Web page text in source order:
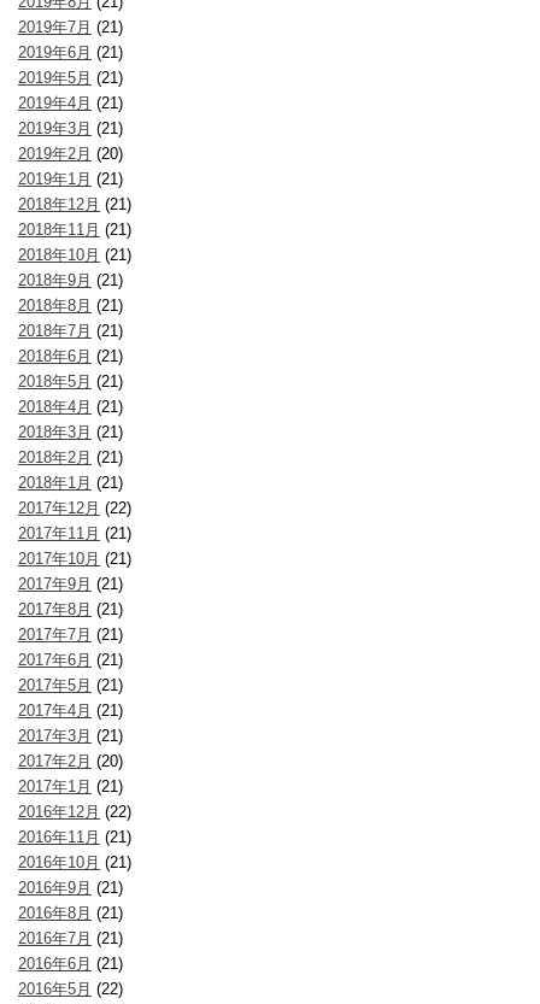
2019年7月 (21)
2019年6月 (21)
2019年5月 (21)
2019年4月 (21)
2019年3月 (21)
2019年2月 (20)
2019年1月 (21)
2018年12月 (21)
2018年11月 (21)
2018年10月 (21)
2018年9月 (21)
2018年8月 (21)
2018年7月 (21)
2018年6月 (21)
2018年5月 (21)
2018年4月 (21)
2018年3月 (21)
2018年2月 (21)
2018年1月 (21)
2017年12月 (22)
2017年11月 (21)
2017年10月 (21)
2017年9月 (21)
2017年8月 (21)
2017年7月 (21)
2017年6月 (21)
2017年5月 (21)
2017年4月 (21)
2017年3月 (21)
2017年2月 (20)
2017年1月 (21)
2016年12月 (22)
2016年11月 (21)
2016年10月 (21)
2016年9月 (21)
2016年8月 (21)
2016年7月 (21)
2016年6月 (21)
2016年5月 (22)